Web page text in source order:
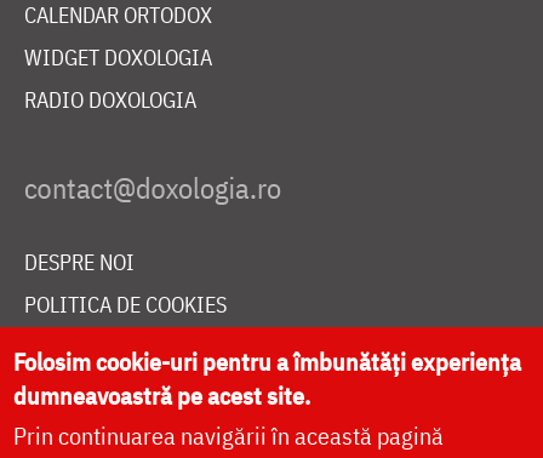
CALENDAR ORTODOX
WIDGET DOXOLOGIA
RADIO DOXOLOGIA
DESPRE NOI
POLITICA DE COOKIES
DONEAZĂ ONLINE PENTRU CATEDRALA NAȚIONALĂ
LIVE
Folosim cookie-uri pentru a îmbunătăți experiența
dumneavoastră pe acest site.
Prin continuarea navigării în această pagină